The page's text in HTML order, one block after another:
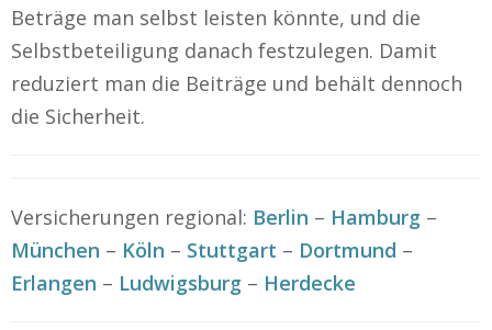
Beträge man selbst leisten könnte, und die
Selbstbeteiligung danach festzulegen. Damit
reduziert man die Beiträge und behält dennoch
die Sicherheit.
Versicherungen regional: Berlin – Hamburg –
München – Köln – Stuttgart – Dortmund –
Erlangen – Ludwigsburg – Herdecke